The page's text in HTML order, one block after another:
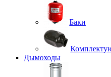
Баки
Дымоходы